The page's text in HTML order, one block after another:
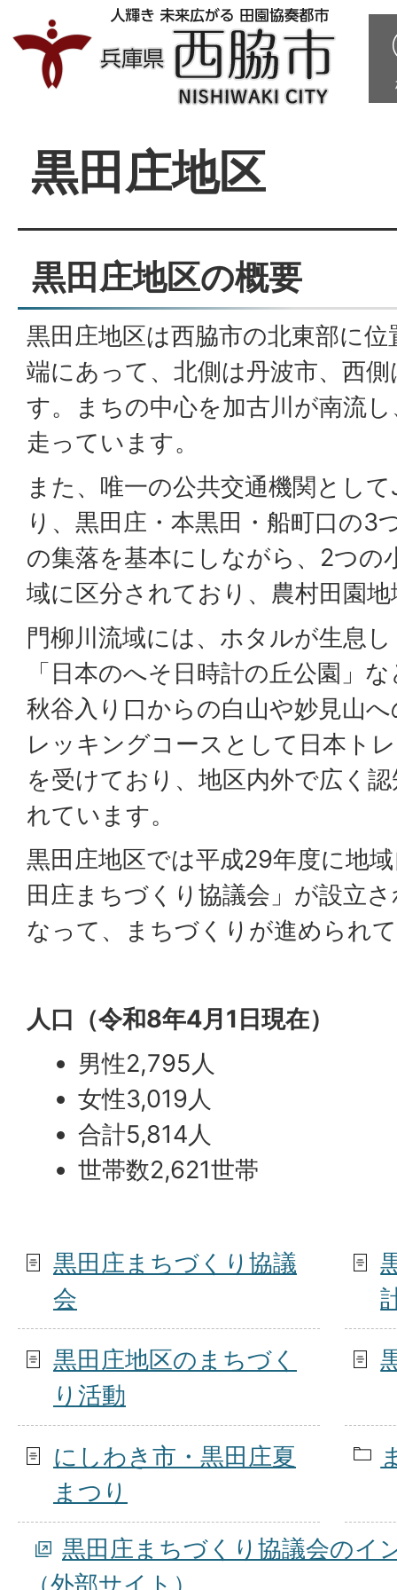
黒田庄地区
黒田庄地区の概要
黒田庄地区は西脇市の北東部に
端にあって、北側は丹波市、西
す。まちの中心を加古川が南流
走っています。
また、唯一の公共交通機関とし
り、黒田庄・本黒田・船町口の3
の集落を基本にしながら、2つの
域に区分されており、農村田園
門柳川流域には、ホタルが生息
「日本のへそ日時計の丘公園」
秋谷入り口からの白山や妙見山
レッキングコースとして日本ト
を受けており、地区内外で広く
れています。
黒田庄地区では平成29年度に地
田庄まちづくり協議会」が設立
なって、まちづくりが進められ
人口（令和8年4月1日現在）
男性2,795人
女性3,019人
合計5,814人
世帯数2,621世帯
黒田庄まちづくり協議
会
黒田庄地区のまちづく
り活動
にしわき市・黒田庄夏
まつり
黒田庄まちづくり協議会のイ